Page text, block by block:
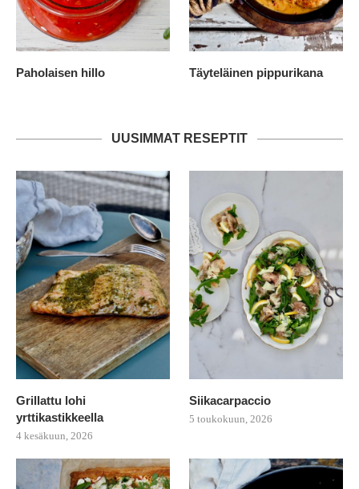
Paholaisen hillo Täyteläinen pippurikana
UUSIMMAT RESEPTIT
Grillattu lohi
yrttikastikkeella
4 kesäkuun, 2026
Siikacarpaccio
5 toukokuun, 2026